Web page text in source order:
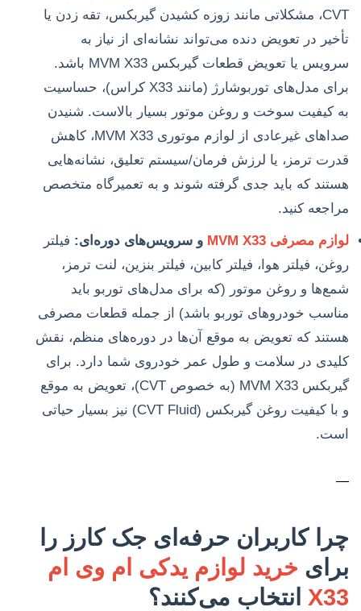
CVT، مشکلاتی مانند زوزه کشیدن گیربکس، تقه زدن یا
تأخیر در تعویض دنده می‌تواند نشانه‌ای از نیاز به
سرویس یا تعویض قطعات گیربکس MVM X33 باشد.
برای مدل‌های توربوشارژ (مانند X33 کراس)، حساسیت
به کیفیت سوخت و روغن موتور بسیار بالاست. شنیدن
صداهای غیرعادی از لوازم موتوری MVM X33، کاهش
قدرت ترمز، یا لرزش فرمان/سیستم تعلیق، نشانه‌هایی
هستند که باید جدی گرفته شوند و به تعمیرگاه متخصص
مراجعه کنید.
لوازم مصرفی MVM X33 و سرویس‌های دوره‌ای: فیلتر
روغن، فیلتر هوا، فیلتر کابین، فیلتر بنزین، لنت ترمز،
شمع‌ها و روغن موتور (که برای مدل‌های توربو باید
مناسب خودروهای توربو باشد) از جمله قطعات مصرفی
هستند که تعویض به موقع آن‌ها در دوره‌های منظم، نقش
کلیدی در سلامت و طول عمر خودروی شما دارد. برای
گیربکس MVM X33 (به خصوص CVT)، تعویض به موقع
و با کیفیت روغن گیربکس (CVT Fluid) نیز بسیار حیاتی
است.
—
چرا کاربران حرفه‌ای جک کارز را
برای خرید لوازم یدکی ام وی ام
X33 انتخاب می‌کنند؟